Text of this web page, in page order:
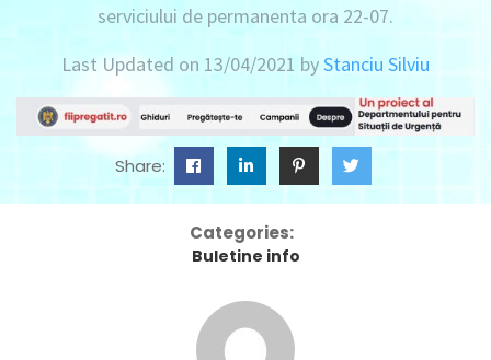
serviciului de permanenta ora 22-07.
Last Updated on 13/04/2021 byStanciu Silviu
Share:
Categories:
Buletine info